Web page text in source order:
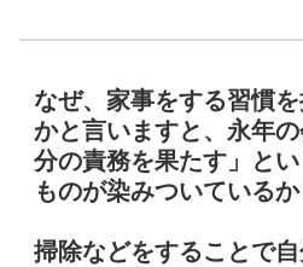
なぜ、家事をする習慣
かと言いますと、永年
分の責務を果たす」と
ものが染みついているか
掃除などをすることで